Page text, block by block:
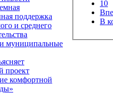
поддержка
и среднего
муниципальные
проект
комфортной
10
В